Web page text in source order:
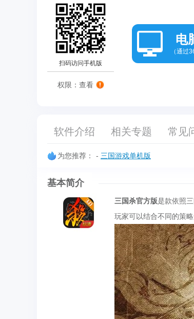
扫码访问手机版
权限：查看
电
（通过
软件介绍 相关专题 常见
为您推荐： - 三国游戏单机版
基本简介
三国杀官方版是款依照
玩家可以结合不同的策